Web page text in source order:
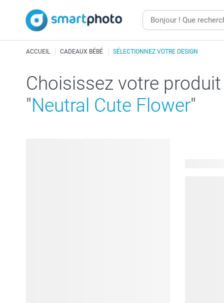
ACCUEIL CADEAUX BÉBÉ SÉLECTIONNEZ VOTRE DESIGN
Choisissez votre
"Neutral Cute Flower"